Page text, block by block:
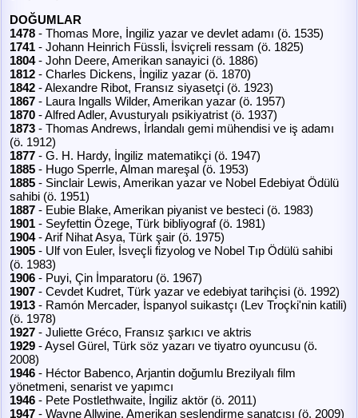
DOĞUMLAR
1478 - Thomas More, İngiliz yazar ve devlet adamı (ö. 1535)
1741 - Johann Heinrich Füssli, İsviçreli ressam (ö. 1825)
1804- John Deere, Amerikan sanayici (ö. 1886)
1812 - Charles Dickens, İngiliz yazar (ö. 1870)
1842 - Alexandre Ribot, Fransız siyasetçi (ö. 1923)
1867 - Laura Ingalls Wilder, Amerikan yazar (ö. 1957)
1870 - Alfred Adler, Avusturyalı psikiyatrist (ö. 1937)
1873 - Thomas Andrews, İrlandalı gemi mühendisi ve iş adamı
(ö. 1912)
1877 - G. H. Hardy, İngiliz matematikçi (ö. 1947)
1885 - Hugo Sperrle, Alman mareşal (ö. 1953)
1885 - Sinclair Lewis, Amerikan yazar ve Nobel Edebiyat Ödülü
sahibi (ö. 1951)
1887 - Eubie Blake, Amerikan piyanist ve besteci (ö. 1983)
1901 - Seyfettin Özege, Türk bibliyograf (ö. 1981)
1904- Arif Nihat Asya, Türk şair (ö. 1975)
1905 - Ulf von Euler, İsveçli fizyolog ve Nobel Tıp Ödülü sahibi
(ö. 1983)
1906 - Puyi, Çin İmparatoru (ö. 1967)
1907 - Cevdet Kudret, Türk yazar ve edebiyat tarihçisi (ö. 1992)
1913 - Ramón Mercader, İspanyol suikastçı (Lev Troçki'nin katili)
(ö. 1978)
1927 - Juliette Gréco, Fransız şarkıcı ve aktris
1929 - Aysel Gürel, Türk söz yazarı ve tiyatro oyuncusu (ö.
2008)
1946 - Héctor Babenco, Arjantin doğumlu Brezilyalı film
yönetmeni, senarist ve yapımcı
1946 - Pete Postlethwaite, İngiliz aktör (ö. 2011)
1947 - Wayne Allwine, Amerikan seslendirme sanatçısı (ö. 2009)